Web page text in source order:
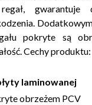
gwarantuje
pokryte są
Cechy produktu:
laminowanej
obrzeżem PCV